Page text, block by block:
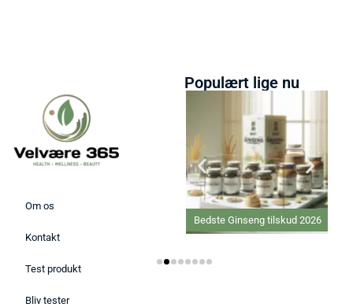
Om os
Kontakt
Test produkt
Bliv tester
Populært lige nu
Bedste Ginseng tilskud 2026